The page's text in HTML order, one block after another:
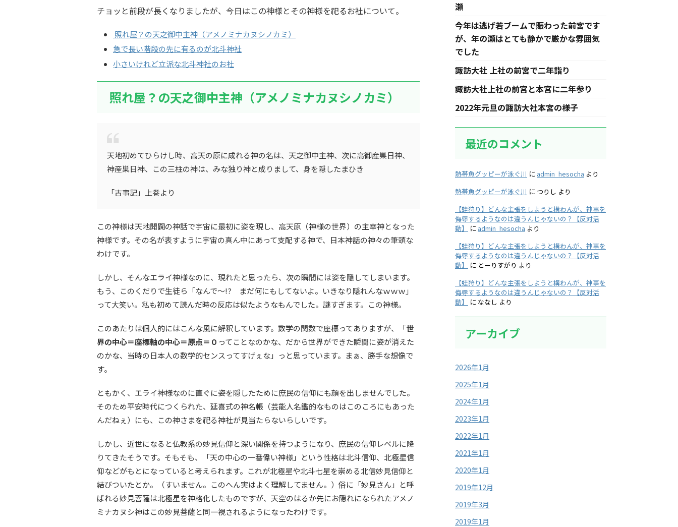
チョッと前段が長くなりましたが、今日はこの神様とその神様を祀るお社について。
照れ屋？の天之御中主神（アメノミナカヌシノカミ）
急で長い階段の先に有るのが北斗神社
小さいけれど立派な北斗神社のお社
照れ屋？の天之御中主神（アメノミナカヌシノカミ）
天地初めてひらけし時、高天の原に成れる神の名は、天之御中主神、次に高御産巣日神、
神産巣日神、この三柱の神は、みな独り神と成りまして、身を隠したまひき
「古事記」上巻より
この神様は天地開闢の神話で宇宙に最初に姿を現し、高天原（神様の世界）の主宰神となった
神様です。その名が表すように宇宙の真ん中にあって支配する神で、日本神話の神々の筆頭な
わけです。
しかし、そんなエライ神様なのに、現れたと思ったら、次の瞬間には姿を隠してしまいます。
もう、このくだりで生徒ら「なんで～!? まだ何にもしてないよ。いきなり隠れんなｗｗｗ」
って大笑い。私も初めて読んだ時の反応は似たようなもんでした。謎すぎます。この神様。
このあたりは個人的にはこんな風に解釈しています。数学の関数で座標ってありますが、「世
界の中心＝座標軸の中心＝原点＝０ ってことなのかな、だから世界ができた瞬間に姿が消えた
のかな、当時の日本人の数学的センスってすげぇな」っと思っています。まぁ、勝手な想像で
す。
ともかく、エライ神様なのに直ぐに姿を隠したために庶民の信仰にも顔を出しませんでした。
そのため平安時代につくられた、延喜式の神名帳（芸能人名鑑的なものはこのころにもあった
んだねぇ）にも、この神さまを祀る神社が見当たらないらしいです。
しかし、近世になると仏教系の妙見信仰と深い関係を持つようになり、庶民の信仰レベルに降
りてきたそうです。そもそも、「天の中心の一番偉い神様」という性格は北斗信仰、北極星信
仰などがもとになっていると考えられます。これが北極星や北斗七星を崇める北信妙見信仰と
結びついたとか。（すいません。このへん実はよく理解してません。）俗に「妙見さん」と呼
ばれる妙見菩薩は北極星を神格化したものですが、天空のはるか先にお隠れになられたアメノ
ミナカヌシ神はこの妙見菩薩と同一視されるようになったわけです。
瀬
今年は逃げ若ブームで賑わった前宮です
が、年の瀬はとても静かで厳かな雰囲気
でした
諏訪大社 上社の前宮で二年詣り
諏訪大社上社の前宮と本宮に二年参り
2022年元旦の諏訪大社本宮の様子
最近のコメント
熱帯魚グッピーが泳ぐ川 に admin_hesocha より
熱帯魚グッピーが泳ぐ川 に つりし より
【蛙狩り】どんな主張をしようと構わんが、神事を
侮辱するようなのは違うんじゃないの？【反対活
動】
に admin_hesocha より
【蛙狩り】どんな主張をしようと構わんが、神事を
侮辱するようなのは違うんじゃないの？【反対活
動】
に とーりすがり より
【蛙狩り】どんな主張をしようと構わんが、神事を
侮辱するようなのは違うんじゃないの？【反対活
動】
に ななし より
アーカイブ
2026年1月
2025年1月
2024年1月
2023年1月
2022年1月
2021年1月
2020年1月
2019年12月
2019年3月
2019年1月